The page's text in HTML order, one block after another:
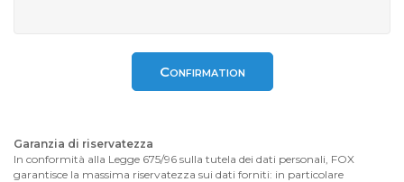
Confirmation
Garanzia di riservatezza
In conformità alla Legge 675/96 sulla tutela dei dati personali, FOX
garantisce la massima riservatezza sui dati forniti: in particolare